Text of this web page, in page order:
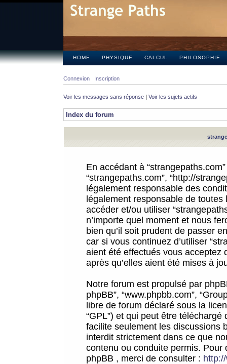
HOME PHYSIQUE CALCUL PHILOSOPHIE
Connexion Inscription
Voir les messages sans réponse | Voir les sujets actifs
Index du forum
En accédant à
“strangepaths.com”, “http://
légalement responsable des
légalement responsable de
accéder et/ou utiliser
n’importe quel moment et nous
bien qu’il soit prudent de passer
car si vous continuez d’utiliser
aient été effectués vous acceptez
après qu’elles aient été mises à
Notre forum est propulsé par
phpBB”, “www.phpbb.com”,
libre de forum déclaré sous la
“GPL”) et qui peut être téléchargé
facilite seulement les discussions
interdit strictement dans ce que
contenu ou conduite permis.
phpBB , merci de consulter :